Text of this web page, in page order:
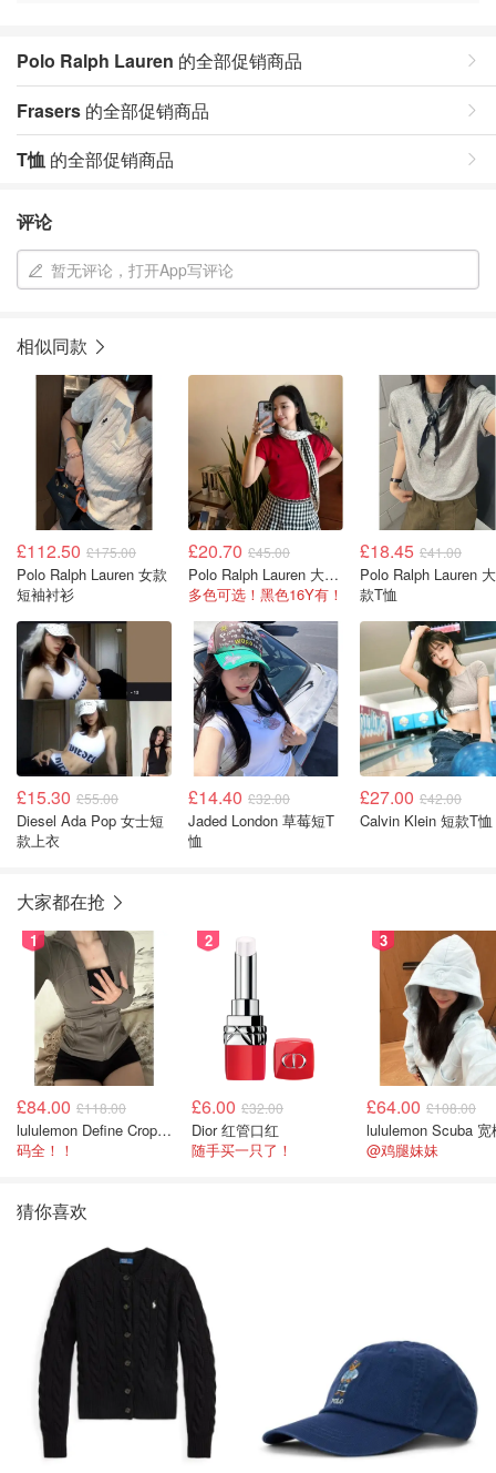
Polo Ralph Lauren 的全部促销商品
Frasers 的全部促销商品
T恤 的全部促销商品
评论
暂无评论，打开App写评论
相似同款
£112.50 £175.00
Polo Ralph Lauren 女款
短袖衬衫
£20.70 £45.00
Polo Ralph Lauren 大童logo T恤
多色可选！黑色16Y有！
£18.45 £41.00
Polo Ralph Lauren
款T恤
£15.30 £55.00
Diesel Ada Pop 女士短
款上衣
£14.40 £32.00
Jaded London 草莓短T
恤
£27.00 £42.00
Calvin Klein 短款T恤
大家都在抢
1
£84.00 £118.00
lululemon Define Cropped Jacket Nulu 短款夹克
码全！！
2
£6.00 £32.00
Dior 红管口红
随手买一只了！
3
£64.00 £108.00
@鸡腿妹妹
猜你喜欢